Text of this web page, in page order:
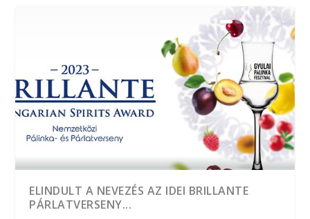
ELINDULT A NEVEZÉS AZ IDEI BRILLANTE
PÁRLATVERSENY...